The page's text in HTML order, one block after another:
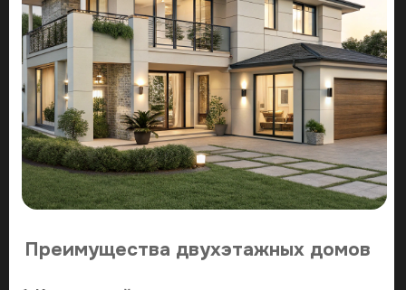
Архитектурные стили гостевых
большие окна, практичные материалы
Скандинавский
- натуральное дерево, светлые
2. С баней или сауной
Зона парной и душевая
Комната отдыха с кухонным уголком
Спальное место на мансарде или отдельная
спальня
3. Над гаражом
Первый уровень: гараж на 1-2 автомобиля или
мастерская
Второй уровень: полноценное жилое
пространство
Экономия территории участка